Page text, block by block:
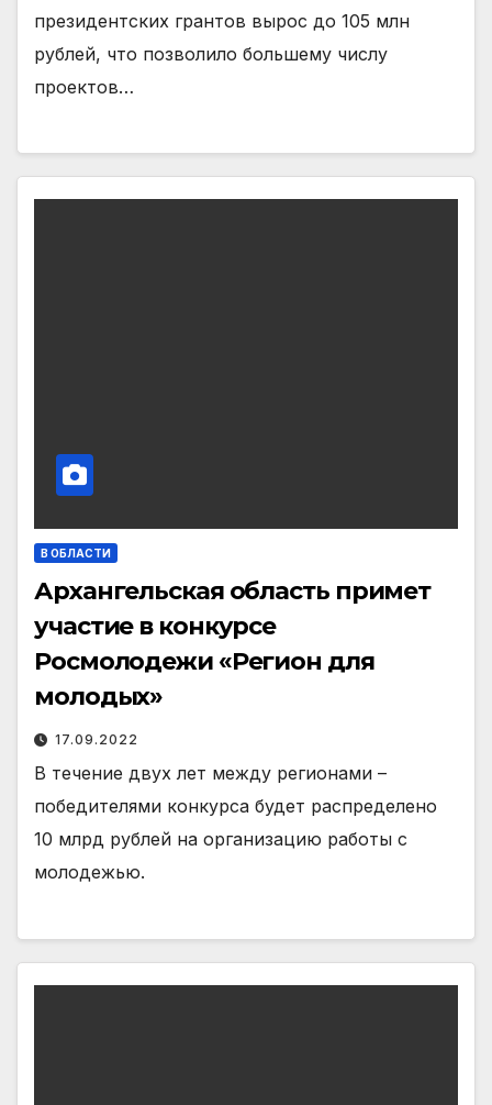
президентских грантов вырос до 105 млн
рублей, что позволило большему числу
проектов…
В ОБЛАСТИ
Архангельская область примет
участие в конкурсе
Росмолодежи «Регион для
молодых»
17.09.2022
В течение двух лет между регионами –
победителями конкурса будет распределено
10 млрд рублей на организацию работы с
молодежью.